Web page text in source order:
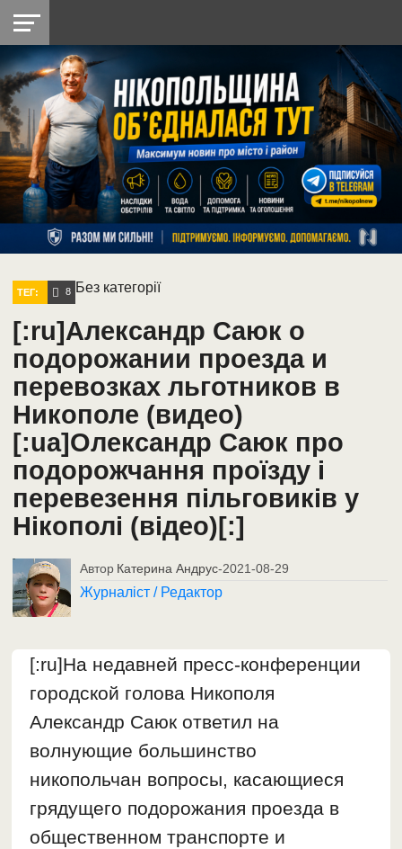
НІКОПОЛЬ
РАЙОН
СІЧЕСЛАВСЬКА
УКРАЇНА
РЕТРО
НІКОПОЛЬ
ЛАЙТ
УКРАЇНА
ДОПОМОГА
РАДІО
Без категорії
ТЕГ: 8
[:ru]Александр Саюк о
подорожании проезда и
перевозках льготников в
Никополе (видео)
[:ua]Олександр Саюк про
подорожчання проїзду і
перевезення пільговиків у
Нікополі (відео)[:]
Автор Катерина Андрус-2021-08-29
Журналіст / Редактор
[:ru]На недавней пресс-конференции
городской голова Никополя
Александр Саюк ответил на
волнующие большинство
никопольчан вопросы, касающиеся
грядущего подорожания проезда в
общественном транспорте и